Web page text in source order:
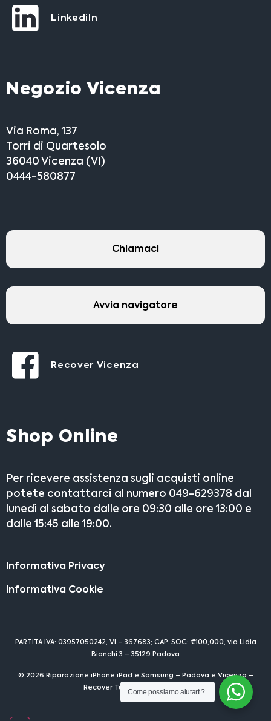
LinkediIn
Negozio Vicenza
Via Roma, 137
Torri di Quartesolo
36040 Vicenza (VI)
0444-580877
Chiamaci
Avvia navigatore
Recover Vicenza
Shop Online
Per ricevere assistenza sugli acquisti online
potete contattarci al numero 049-629378 dal
lunedì al sabato dalle ore 09:30 alle ore 13:00 e
dalle 15:45 alle 19:00.
Informativa Privacy
Informativa Cookie
PARTITA IVA: 03957050242, VI – 367683; CAP. SOC: €100,000, via Lidia
Bianchi 3 – 35129 Padova
© 2026 Riparazione iPhone iPad e Samsung – Padova e Vicenza –
Recover Tutti i diritti riservati
Come possiamo aiutarti?